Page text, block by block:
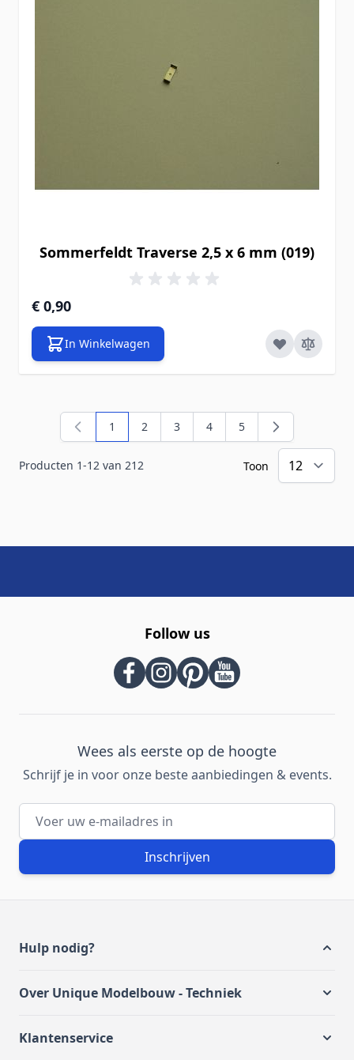
Sommerfeldt Traverse 2,5 x 6 mm (019)
€ 0,90
In Winkelwagen
Producten 1-12 van 212
U lees momenteel pagina
1 Pagina
2 Pagina
3 Pagina
4 Pagina
5
Toon
Follow us
Wees als eerste op de hoogte
Schrijf je in voor onze beste aanbiedingen & events.
E-mailadres
Inschrijven
Hulp nodig?
Over Unique Modelbouw - Techniek
Klantenservice